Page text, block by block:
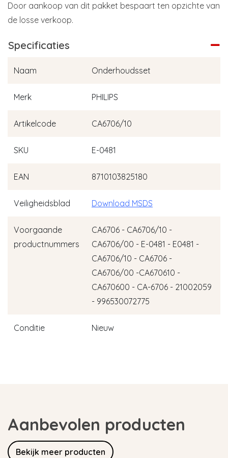
Door aankoop van dit pakket bespaart ten opzichte van
de losse verkoop.
Specificaties
Naam Onderhoudsset
Merk PHILIPS
Artikelcode CA6706/10
SKU E-0481
EAN 8710103825180
Veiligheidsblad Download MSDS
Voorgaande
productnummers
CA6706 - CA6706/10 -
CA6706/00 - E-0481 - E0481 -
CA6706/10 - CA6706 -
CA6706/00 -CA670610 -
CA670600 - CA-6706 - 21002059
- 996530072775
Conditie Nieuw
Aanbevolen producten
Bekijk meer producten